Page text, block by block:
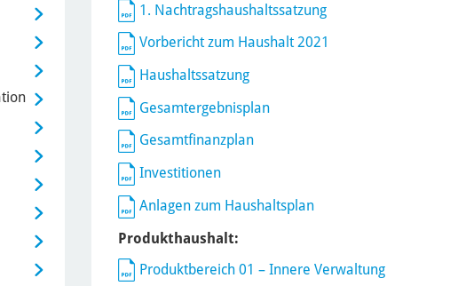
1. Nachtragshaushaltssatzung
Vorbericht zum Haushalt 2021
Haushaltssatzung
Gesamtergebnisplan
Gesamtfinanzplan
Investitionen
Anlagen zum Haushaltsplan
Produkthaushalt:
Produktbereich 01 – Innere Verwaltung